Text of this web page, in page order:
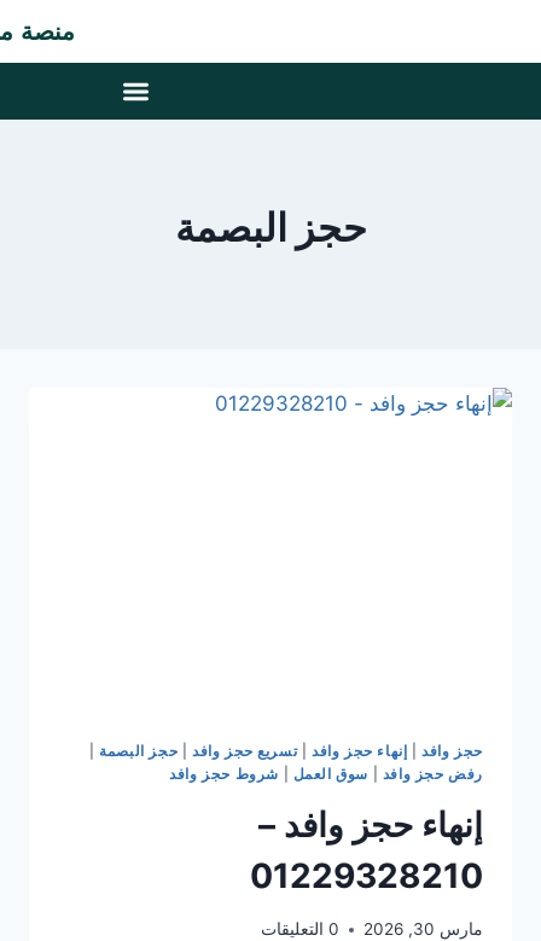
منصة
حجز البصمة
حجز وافد| إنهاء حجز وافد|تسريع حجز وافد حجز البصمة
رفض حجز وافد
سوق العمل شروط حجز وافد
إنهاء حجز وافد –
01229328210
مارس 30, 2026 0 التعليقات